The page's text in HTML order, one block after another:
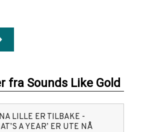
fra Sounds Like Gold
LILLE ER TILBAKE -
A YEAR’ ER UTE NÅ